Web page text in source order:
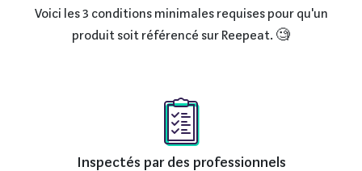
Voici les 3 conditions minimales requises pour qu'un
produit soit référencé sur Reepeat. 🧐
Inspectés par des professionnels